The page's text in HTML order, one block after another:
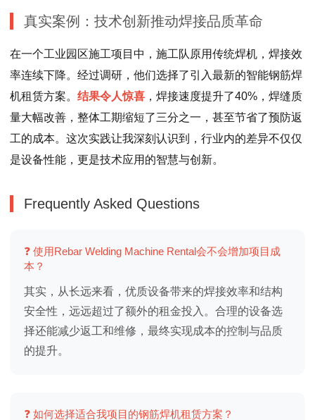
真实案例：技术创新推动焊接品质革命
在一个工业园区施工项目中，施工队原用传统焊机，焊接效
率连续下降。经过调研，他们选择了引入最新的智能钢筋焊
机租赁方案。 结果令人惊喜 ，焊接速度提升了40%，焊缝质
量大幅改善，整体工期缩短了三分之一，甚至节省了预防返
工的成本。这次实践让我深刻认识到，行业内的差异不仅仅
是设备性能，更是技术应用的智慧与创新。
Frequently Asked Questions
❓ 使用Rebar Welding Machine Rental会不会增加项目成
本？
其实，从长远来看，优质设备带来的焊接效率和结构
安全性，远远超过了额外的租金投入。合理的设备选
择还能减少返工和维修，最终实现成本的控制与品质
的提升。
❓ 如何选择适合我项目的钢筋焊机租赁方案？